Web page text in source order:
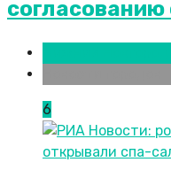
согласованию
6